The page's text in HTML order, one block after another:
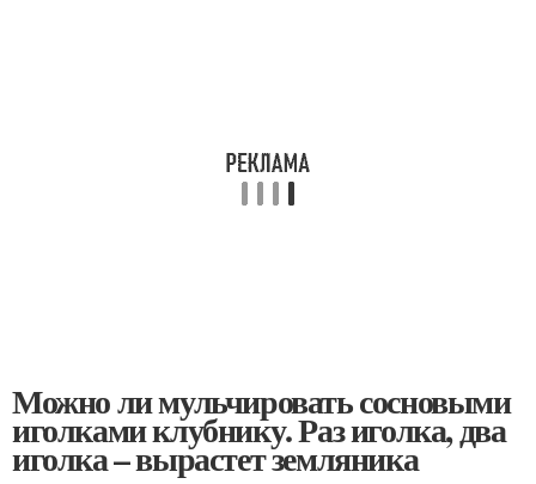
Можно ли мульчировать сосновыми
иголками клубнику. Раз иголка, два
иголка – вырастет земляника